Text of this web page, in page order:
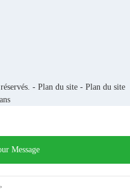
- Plan du site - Plan du site
Message